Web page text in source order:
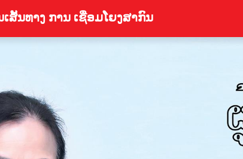
ສັ້ນທາງ ການ ເຊື່ອມໂຍງສາກົນ